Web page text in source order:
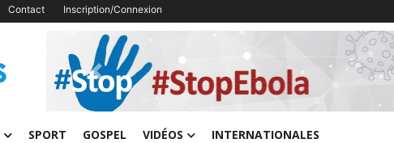
Contact Inscription/Connexion
Previous
SPORT GOSPEL VIDÉOS INTERNATIONALES